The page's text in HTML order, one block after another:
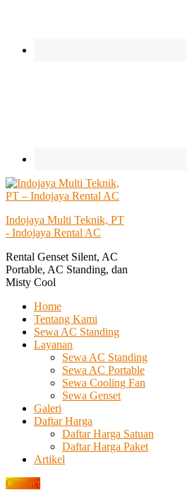
Indojaya Multi Teknik, PT
- Indojaya Rental AC
Rental Genset Silent, AC
Portable, AC Standing, dan
Misty Cool
Home
Tentang Kami
Sewa AC Standing
Layanan
Sewa AC Standing
Sewa AC Portable
Sewa Cooling Fan
Sewa Genset
Galeri
Daftar Harga
Daftar Harga Satuan
Daftar Harga Paket
Artikel
Contact